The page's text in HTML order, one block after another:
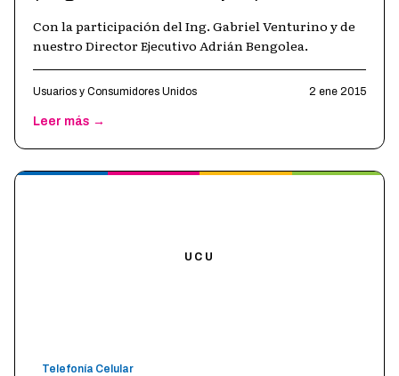
Con la participación del Ing. Gabriel Venturino y de
nuestro Director Ejecutivo Adrián Bengolea.
Usuarios y Consumidores Unidos 2 ene 2015
Leer más →
UCU
Telefonía Celular